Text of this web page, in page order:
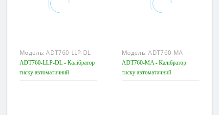
Модель:ADT760-LLP-DL
ADT760-LLP-DL - Калібратор
тиску автоматичний
Модель:ADT760-MA
ADT760-MA - Калібратор
тиску автоматичний